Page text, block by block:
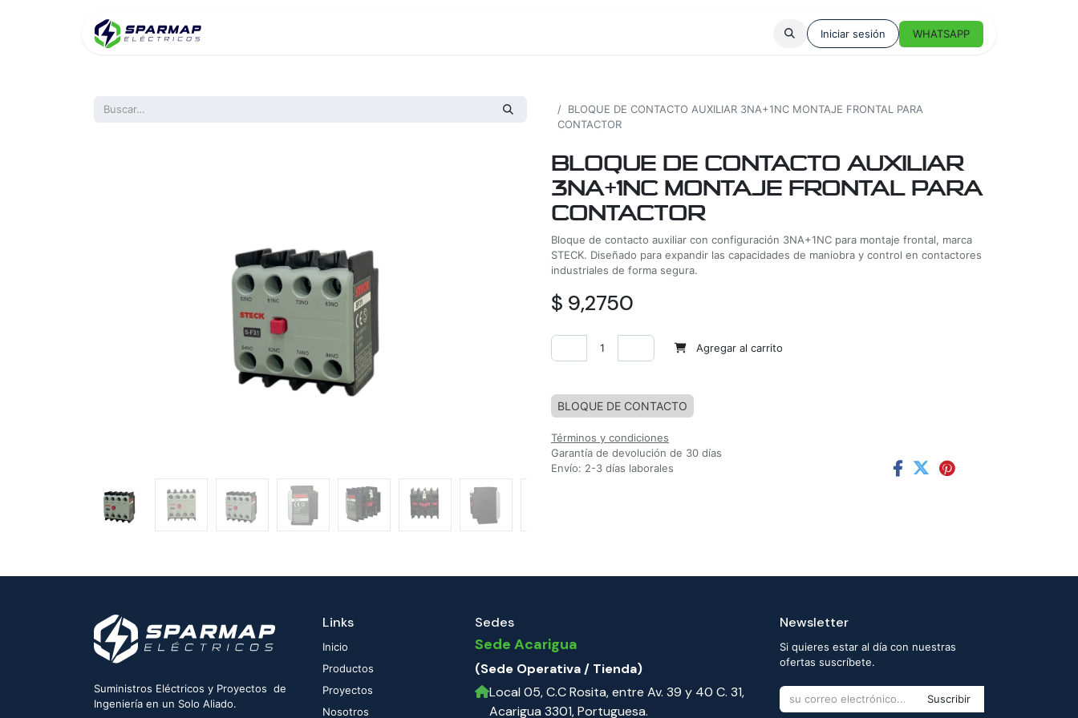
Iniciar sesión WHATSAPP
BLOQUE DE CONTACTO AUXILIAR 3NA+1NC MONTAJE FRONTAL PARA
CONTACTOR
BLOQUE DE CONTACTO AUXILIAR
3NA+1NC MONTAJE FRONTAL PARA
CONTACTOR
Bloque de contacto auxiliar con configuración 3NA+1NC para montaje frontal, marca
STECK. Diseñado para expandir las capacidades de maniobra y control en contactores
industriales de forma segura.
$ 9,2750
Agregar al carrito
BLOQUE DE CONTACTO
Términos y condiciones
Garantía de devolución de 30 días
Envío: 2-3 días laborales
Suministros Eléctricos y Proyectos de
Ingeniería en un Solo Aliado.
Links
Inicio
Productos
Proyectos
Nosotros
Sedes
Sede Acarigua
(Sede Operativa / Tienda)
Local 05, C.C Rosita, entre Av. 39 y 40 C. 31,
Acarigua 3301, Portuguesa.
Newsletter
Si quieres estar al día con nuestras
ofertas suscríbete.
Suscribir